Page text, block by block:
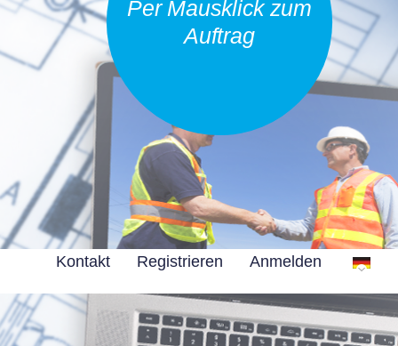
Per Mausklick zum
Auftrag
Kontakt Registrieren Anmelden